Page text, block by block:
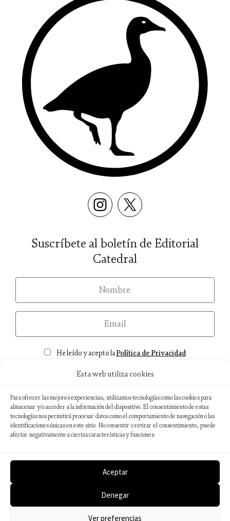
Esta web utiliza cookies
Para ofrecer las mejores experiencias, utilizamos tecnologías como las cookies para
almacenar y/o acceder a la información del dispositivo. El consentimiento de estas
tecnologías nos permitirá procesar datos como el comportamiento de navegación o las
identificaciones únicas en este sitio. No consentir o retirar el consentimiento, puede
afectar negativamente a ciertas características y funciones.
Aceptar
Denegar
Ver preferencias
Suscríbete al boletín de Editorial
Catedral
ConsentimientoHe leído y acepto laPolítica de Privacidad
Aviso legal
Política de privacidad
Sostenibilidad ambiental
© 2026 Editorial Catedral
Web desarrollada por Wébico Editorial